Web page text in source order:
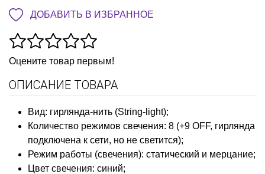
ДОБАВИТЬ В ИЗБРАННОЕ
Оцените товар первым!
ОПИСАНИЕ ТОВАРА
Вид: гирлянда-нить (String-light);
Количество режимов свечения: 8 (+9 OFF, гирлянда
подключена к сети, но не светится);
Режим работы (свечения): статический и мерцание;
Цвет свечения: синий;